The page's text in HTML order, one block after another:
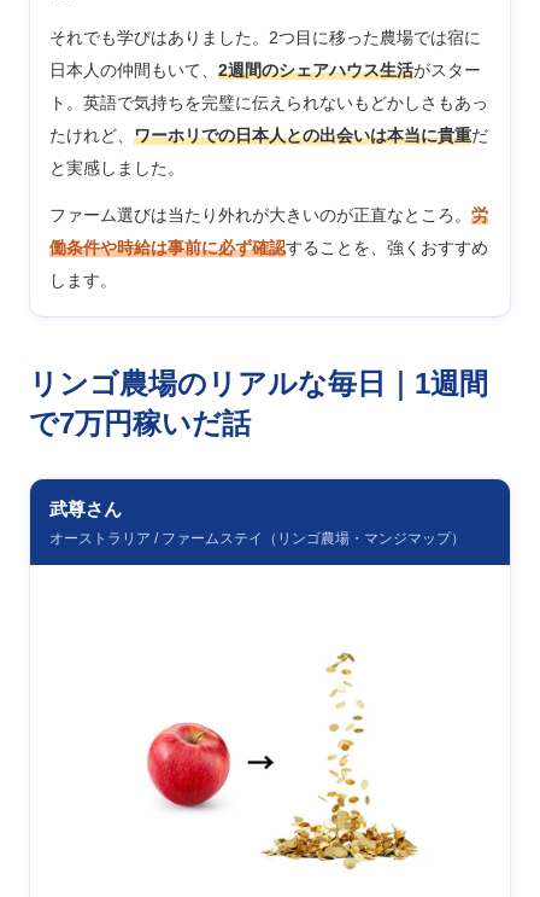
それでも学びはありました。2つ目に移った農場では宿に
日本人の仲間もいて、 2週間のシェアハウス生活がスター
ト。英語で気持ちを完璧に伝えられないもどかしさもあっ
たけれど、 ワーホリでの日本人との出会いは本当に貴重だ
と実感しました。
ファーム選びは当たり外れが大きいのが正直なところ。 労
働条件や時給は事前に必ず確認することを、強くおすすめ
します。
リンゴ農場のリアルな毎日｜1週間
で7万円稼いだ話
武尊さん
オーストラリア / ファームステイ（リンゴ農場・マンジマップ）